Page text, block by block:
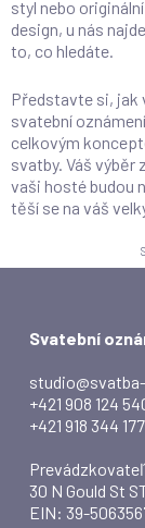
styl nebo
design, u nás
to, co hledáte.
Představte si, jak
svatební
celkovým
svatby. Váš výběr
vaši hosté budou
těší se na váš
Svatební
+421 908 124
+421 918 344 177
30 N Gould St
EIN: 39-